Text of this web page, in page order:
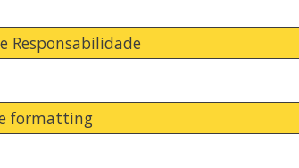
Responsabilidade
formatting